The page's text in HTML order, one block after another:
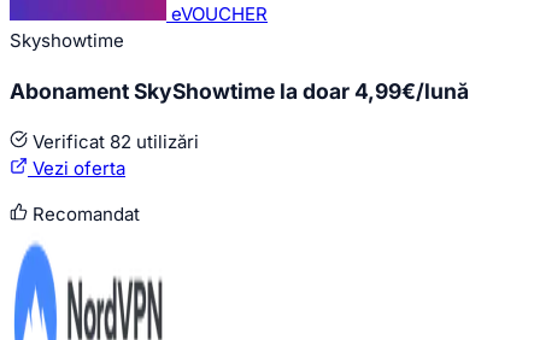
eVOUCHER
Skyshowtime
Abonament SkyShowtime la doar 4,99€/lună
Verificat 82 utilizări
Vezi oferta
Recomandat